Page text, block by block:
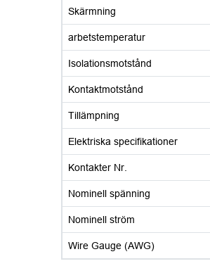
Skärmning
arbetstemperatur
Isolationsmotstånd
Kontaktmotstånd
Tillämpning
Elektriska specifikationer
Kontakter Nr.
Nominell spänning
Nominell ström
Wire Gauge (AWG)